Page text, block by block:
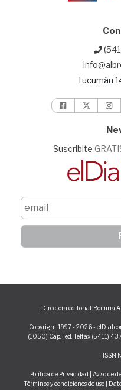
Tucumán
Suscribite
Directora editorial: Romina
Copyright 1997 - 2026 -
(1050) Cap. Fed. Telfax (5411)
ISSN
Política de Privacidad Aviso de
Términos y condiciones de uso|